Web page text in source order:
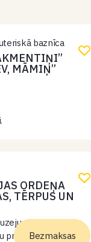
baznīca
MĀMIŅ”
ORDEŅA
TĒRPUS UN
nakts” Latvijas
priekšmetuBezmaksas